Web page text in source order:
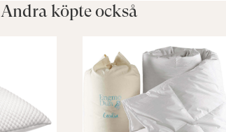
Andra köpte också